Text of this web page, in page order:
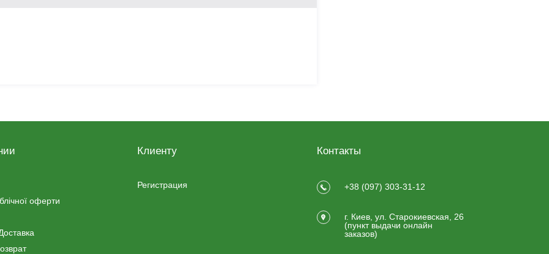
оферти
Клиенту
Регистрация
Контакты
+38 (097) 303-31-12
г. Киев, ул. Старокиевская, 26
(пункт выдачи онлайн
заказов)